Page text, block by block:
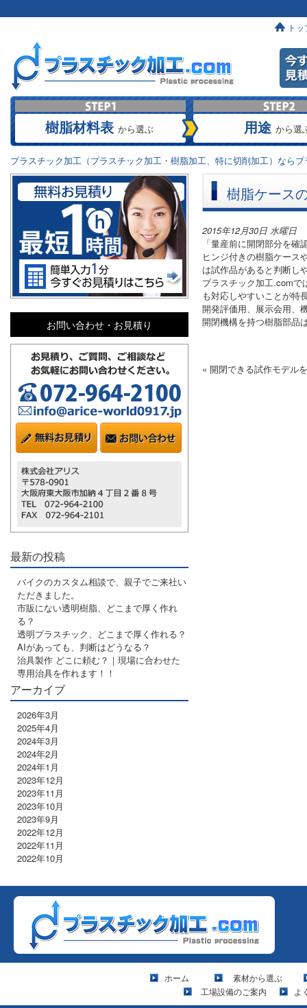
トッ
樹脂材料表 から選ぶ 用途 から選
プラスチック加工（プラスチック加工・樹脂加工、特に切削加工）なら
樹脂ケース
2015年12月30日 水曜日
「量産前に開閉部分を
ヒンジ付きの樹脂ケース
は試作品があると判断し
プラスチック加工.comで
も対応しやすいことが特
開発評価用、展示会用、
開閉機構を持つ樹脂部品
« 開閉できる試作モデル
お問い合わせ・お見積り
最新の投稿
バイクのカスタム相談で、親子でご来社い
ただきました。
市販にない透明樹脂、どこまで厚く作れ
る？
透明プラスチック、どこまで厚く作れる？
AIがあっても、判断はどうなる？
治具製作 どこに頼む？｜現場に合わせた
専用治具を作れます！！
アーカイブ
2026年3月
2025年4月
2024年3月
2024年2月
2024年1月
2023年12月
2023年11月
2023年10月
2023年9月
2022年12月
2022年11月
2022年10月
ホーム
素材から選ぶ
工場設備のご案内
よ